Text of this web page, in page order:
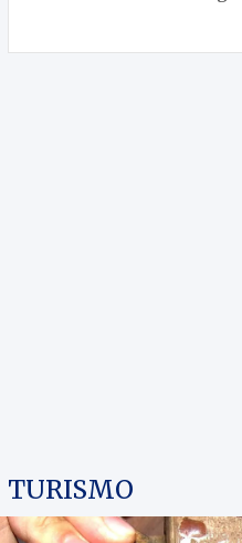
TURISMO